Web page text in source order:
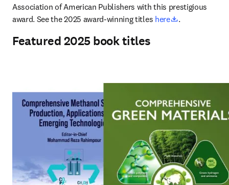
Association of American Publishers with this prestigious
award. See the 2025 award-winning titles here opens in new
.
Featured 2025 book titles